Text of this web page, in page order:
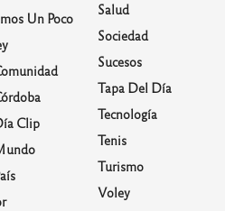
Un Poco
Clip
Salud
Sociedad
Sucesos
Tapa Del Día
Tecnología
Tenis
Turismo
Voley